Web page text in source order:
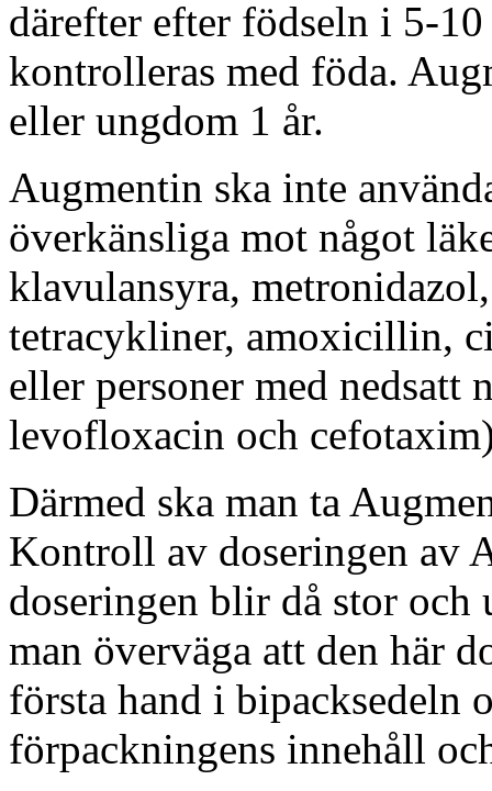
därefter efter födseln i 5-
kontrolleras med föda.
eller ungdom 1 år.
Augmentin ska inte
överkänsliga mot något
klavulansyra,
tetracykliner, amoxicillin,
eller personer med
levofloxacin och
Därmed ska man ta
Kontroll av doseringen av
doseringen blir då stor
man överväga att den här
första hand i bipacksedeln
förpackningens innehåll